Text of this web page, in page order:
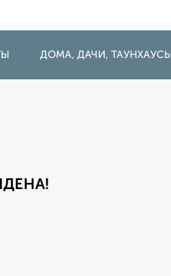
ДОМА, ДАЧИ, ТАУНХАУСЫ